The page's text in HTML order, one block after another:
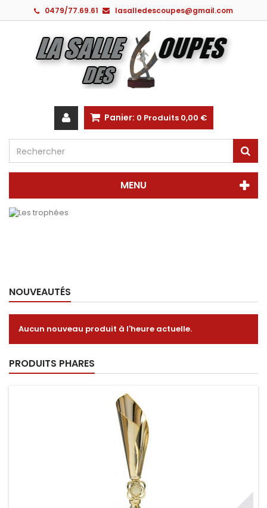
0479/77.69.61 lasalledescoupes@gmail.com
Panier: 0 Produits 0,00 €
MENU
NOUVEAUTÉS
Aucun nouveau produit à l'heure actuelle.
PRODUITS PHARES